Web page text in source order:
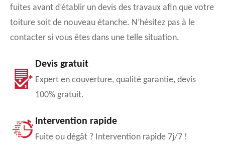
fuites avant d’établir un devis des travaux afin que votre
toiture soit de nouveau étanche. N’hésitez pas à le
contacter si vous êtes dans une telle situation.
Devis gratuit
Expert en couverture, qualité garantie, devis
100% gratuit.
Intervention rapide
Fuite ou dégât ? Intervention rapide 7j/7 !